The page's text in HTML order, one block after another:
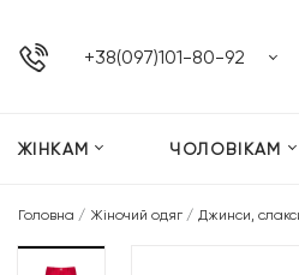
+38(097)101-80-92
ЖІНКАМ ЧОЛОВІКАМ
Головна / Жіночий одяг / Джинси,